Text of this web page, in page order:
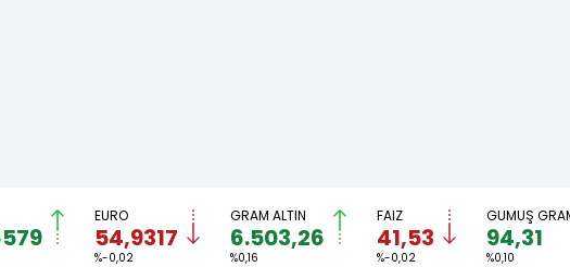
EURO
54,9317
%-0,02
GRAM ALTIN
6.503,26
%0,16
FAİZ
41,53
%-0,02
GÜMÜŞ
94,31
%0,10